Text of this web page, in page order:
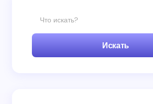
Искать